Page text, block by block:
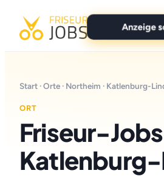
Anzeige
Für Bewerber
Marken
Start ·Orte · Northeim · Katlenburg-
ORT
Friseur-